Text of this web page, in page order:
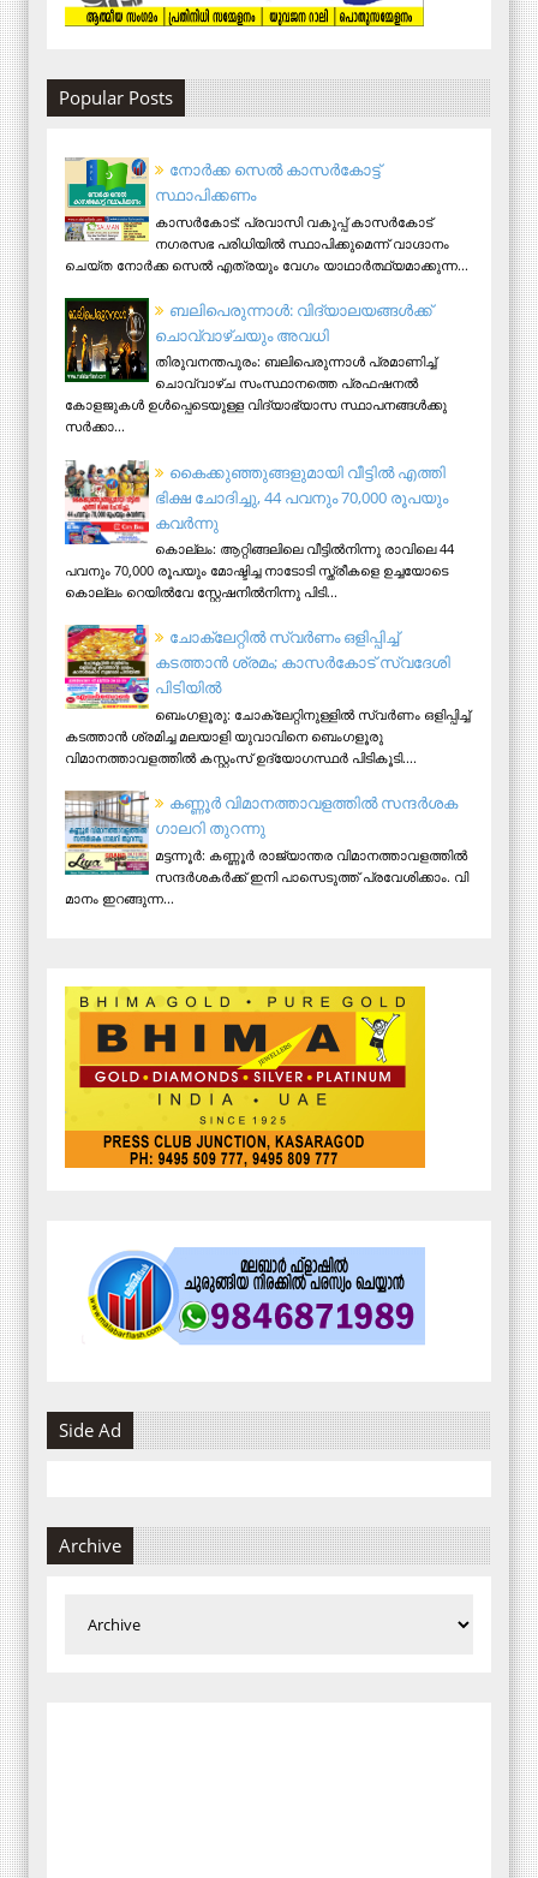
Popular Posts
നോര്‍ക്ക സെല്‍ കാസര്‍കോട്ട്
സ്ഥാപിക്കണം
കാസര്‍കോട്: പ്രവാസി വകുപ്പ് കാസര്‍കോട്
നഗരസഭ പരിധിയില്‍ സ്ഥാപിക്കുമെന്ന് വാഗ്ദാനം
ചെയ്ത നോര്‍ക്ക സെല്‍ എത്രയും വേഗം യാഥാര്‍ത്ഥ്യമാക്കുന്ന...
ബലിപെരുന്നാള്‍: വിദ്യാലയങ്ങള്‍ക്ക്
ചൊവ്വാഴ്ചയും അവധി
തിരുവനന്തപുരം: ബലിപെരുന്നാള്‍ പ്രമാണിച്ച്
ചൊവ്വാഴ്ച സംസ്ഥാനത്തെ പ്രഫഷനല്‍
കോളജുകള്‍ ഉള്‍പ്പെടെയുള്ള വിദ്യാഭ്യാസ സ്ഥാപനങ്ങള്‍ക്കു
സര്‍ക്കാ...
കൈക്കുഞ്ഞുങ്ങളുമായി വീട്ടിൽ എത്തി
ഭിക്ഷ ചോദിച്ചു, 44 പവനും 70,000 രൂപയും
കവർന്നു
കൊല്ലം: ആറ്റിങ്ങലിലെ വീട്ടിൽനിന്നു രാവിലെ 44
പവനും 70,000 രൂപയും മോഷ്ടിച്ച നാടോടി സ്ത്രീകളെ ഉച്ചയോടെ
കൊല്ലം റെയിൽവേ സ്റ്റേഷനിൽനിന്നു പിടി...
ചോക്ലേറ്റിൽ സ്വർണം ഒളിപ്പിച്ച്
കടത്താൻ ശ്രമം; കാസർകോട് സ്വദേശി
പിടിയില്‍
ബെംഗളൂരു: ചോക്ലേറ്റിനുള്ളിൽ സ്വർണം ഒളിപ്പിച്ച്
കടത്താൻ ശ്രമിച്ച മലയാളി യുവാവിനെ ബെംഗളൂരു
വിമാനത്താവളത്തിൽ കസ്റ്റംസ് ഉദ്യോഗസ്ഥർ പിടികൂടി....
ക​ണ്ണൂ​ർ വി​മാ​ന​ത്താ​വ​ള​ത്തി​ൽ സ​ന്ദ​ർ​ശ​ക
ഗാ​ല​റി തു​റ​ന്നു
മ​ട്ട​ന്നൂ​ർ: ക​ണ്ണൂ​ർ രാ​ജ്യാ​ന്ത​ര വി​മാ​ന​ത്താ​വ​ള​ത്തി​ൽ
സ​ന്ദ​ർ​ശ​ക​ർ​ക്ക് ഇ​നി പാ​സെ​ടു​ത്ത് പ്ര​വേ​ശി​ക്കാം. വി​
മാ​നം ഇ​റ​ങ്ങു​ന്ന...
Side Ad
Archive